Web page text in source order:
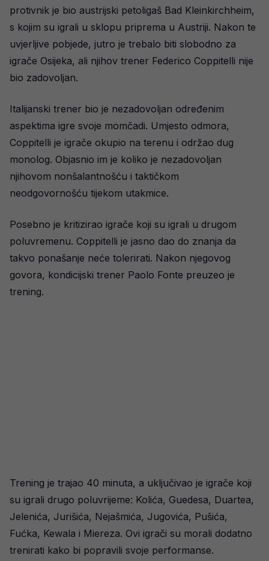
protivnik je bio austrijski petoligaš Bad Kleinkirchheim,
s kojim su igrali u sklopu priprema u Austriji. Nakon te
uvjerljive pobjede, jutro je trebalo biti slobodno za
igrače Osijeka, ali njihov trener Federico Coppitelli nije
bio zadovoljan.
Italijanski trener bio je nezadovoljan određenim
aspektima igre svoje momčadi. Umjesto odmora,
Coppitelli je igrače okupio na terenu i održao dug
monolog. Objasnio im je koliko je nezadovoljan
njihovom nonšalantnošću i taktičkom
neodgovornošću tijekom utakmice.
Posebno je kritizirao igrače koji su igrali u drugom
poluvremenu. Coppitelli je jasno dao do znanja da
takvo ponašanje neće tolerirati. Nakon njegovog
govora, kondicijski trener Paolo Fonte preuzeo je
trening.
Trening je trajao 40 minuta, a uključivao je igrače koji
su igrali drugo poluvrijeme: Kolića, Guedesa, Duartea,
Jelenića, Jurišića, Nejašmića, Jugovića, Pušića,
Fućka, Kewala i Miereza. Ovi igrači su morali dodatno
trenirati kako bi popravili svoje performanse.